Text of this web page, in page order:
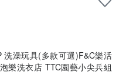
洗澡玩具(多款可選)F&C樂活
樂洗衣店 TTC園藝小尖兵組